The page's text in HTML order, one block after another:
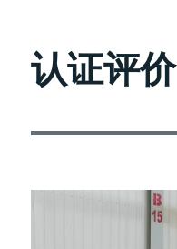
认证评价